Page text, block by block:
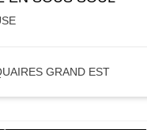
GRAND EST